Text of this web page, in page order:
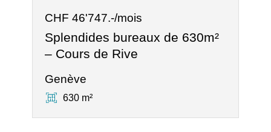
CHF 46'747.-/mois
Splendides bureaux de 630m²
– Cours de Rive
Genève
630 m²